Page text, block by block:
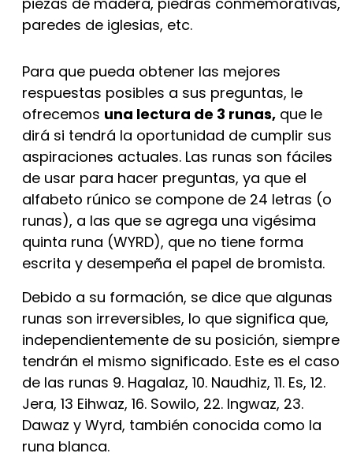
paredes de iglesias, etc.
Para que pueda obtener las mejores
respuestas posibles a sus preguntas, le
ofrecemos una lectura de 3 runas, que le
dirá si tendrá la oportunidad de cumplir sus
aspiraciones actuales. Las runas son fáciles
de usar para hacer preguntas, ya que el
alfabeto rúnico se compone de 24 letras (o
runas), a las que se agrega una vigésima
quinta runa (WYRD), que no tiene forma
escrita y desempeña el papel de bromista.
Debido a su formación, se dice que algunas
runas son irreversibles, lo que significa que,
independientemente de su posición, siempre
tendrán el mismo significado. Este es el caso
de las runas 9. Hagalaz, 10. Naudhiz, 11. Es, 12.
Jera, 13 Eihwaz, 16. Sowilo, 22. Ingwaz, 23.
Dawaz y Wyrd, también conocida como la
runa blanca.